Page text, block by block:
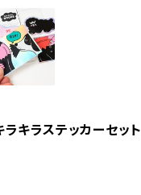
キラステッカーセット